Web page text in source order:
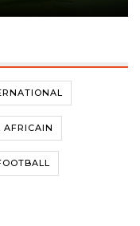
AFRICAIN